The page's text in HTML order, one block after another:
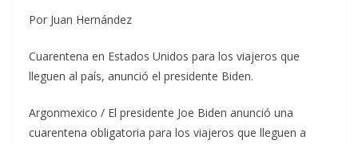
Por Juan Hernández
Cuarentena en Estados Unidos para los viajeros que
lleguen al país, anunció el presidente Biden.
Argonmexico / El presidente Joe Biden anunció una
cuarentena obligatoria para los viajeros que lleguen a